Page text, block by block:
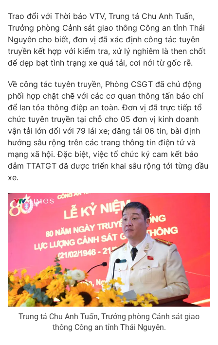
Trao đổi với Thời báo VTV, Trung tá Chu Anh Tuấn,
Trưởng phòng Cảnh sát giao thông Công an tỉnh Thái
Nguyên cho biết, đơn vị đã xác định công tác tuyên
truyền kết hợp với kiểm tra, xử lý nghiêm là then chốt
để dẹp bạt tình trạng xe quá tải, cơi nới từ gốc rễ.
Về công tác tuyên truyền, Phòng CSGT đã chủ động
phối hợp chặt chẽ với các cơ quan thông tấn báo chí
để lan tỏa thông điệp an toàn. Đơn vị đã trực tiếp tổ
chức tuyên truyền tại chỗ cho 05 đơn vị kinh doanh
vận tải lớn đối với 79 lái xe; đăng tải 06 tin, bài định
hướng sâu rộng trên các trang thông tin điện tử và
mạng xã hội. Đặc biệt, việc tổ chức ký cam kết bảo
đảm TTATGT đã được triển khai sâu rộng tới từng đầu
xe.
Trung tá Chu Anh Tuấn, Trưởng phòng Cảnh sát giao
thông Công an tỉnh Thái Nguyên.